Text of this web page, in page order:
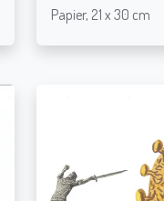
Papier, 21 x 30 cm